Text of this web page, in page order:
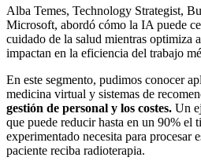
Alba Temes, Technology Strategist,
Microsoft, abordó cómo la IA puede
cuidado de la salud mientras optimiza
impactan en la eficiencia del trabajo
En este segmento, pudimos conocer
medicina virtual y sistemas de
gestión de personal y los costes. Un
que puede reducir hasta en un 90% el
experimentado necesita para procesar
paciente reciba radioterapia.